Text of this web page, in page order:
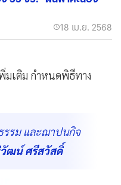
18 เม.ย. 2568
มเติม กำหนดพิธีทาง
รรม และฌาปนกิจ
ฒน์ ศรีสวัสดิ์